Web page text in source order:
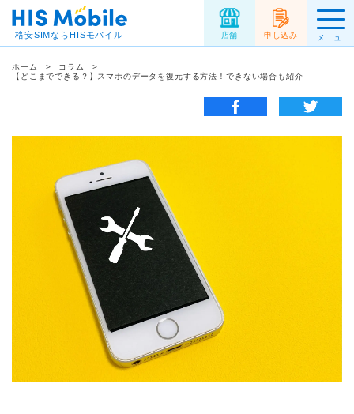
格安SIMならHISモバイル 店舗 申し込み
メニュ
ー
ホーム
コラム
【どこまでできる？】スマホのデータを復元する方法！できない場合も紹介